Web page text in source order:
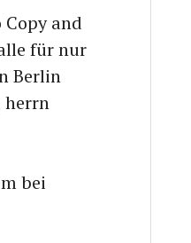
and
für nur
Berlin
herrn
bei